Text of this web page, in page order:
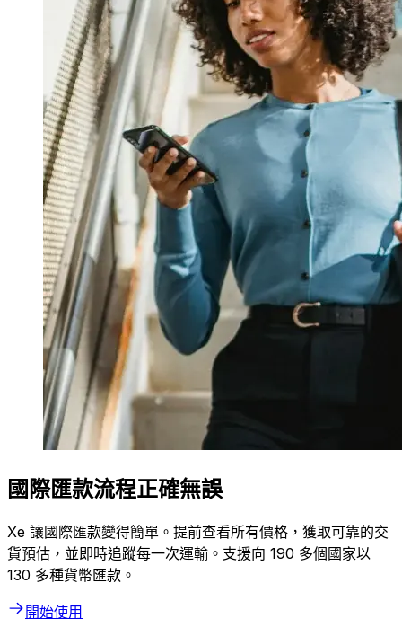
國際匯款流程正確無誤
Xe 讓國際匯款變得簡單。提前查看所有價格，獲取可靠的交
貨預估，並即時追蹤每一次運輸。支援向 190 多個國家以
130 多種貨幣匯款。
開始使用